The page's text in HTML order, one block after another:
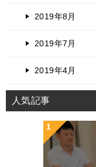
2019年8月
2019年7月
2019年4月
人気記事